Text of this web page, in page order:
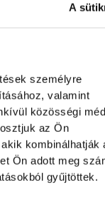
A
személyre
valamint
közösségi
az Ön
kombinálhatják
Ön adott meg
gyűjtöttek.